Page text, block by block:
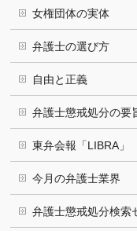
女権団体の実体
弁護士の選び方
自由と正義
弁護士懲戒処分の要
東弁会報「LIBRA」
今月の弁護士業界
弁護士懲戒処分検索